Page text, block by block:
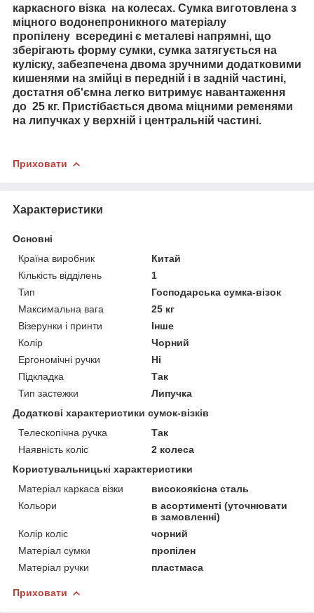
каркасного візка на колесах. Сумка виготовлена з
міцного водонепроникного матеріалу
пропілену всередині є металеві напрямні, що
зберігають форму сумки, сумка затягується на
куліску, забезпечена двома зручними додатковими
кишенями на змійці в передній і в задній частині,
достатня об'ємна легко витримує навантаження
до 25 кг. Пристібається двома міцними ременями
на липучках у верхній і центральній частині.
Приховати
Характеристики
Основні
Країна виробник
Китай
Кількість відділень
1
Тип
Господарська сумка-візок
Максимальна вага
25 кг
Візерунки і принти
Інше
Колір
Чорний
Ергономічні ручки
Ні
Підкладка
Так
Тип застежки
Липучка
Додаткові характеристики сумок-візків
Телескопічна ручка
Так
Наявність коліс
2 колеса
Користувальницькі характеристики
Матеріал каркаса візки
високоякісна сталь
Кольори
в асортименті (уточнювати
в замовленні)
Колір коліс
чорний
Матеріал сумки
пропілен
Матеріал ручки
пластмаса
Приховати